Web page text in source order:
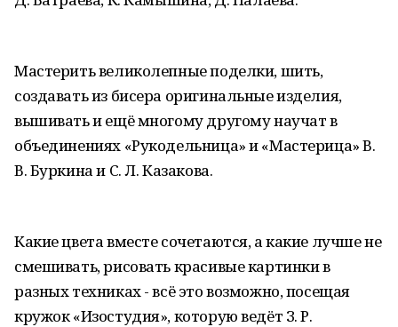
Мастерить великолепные поделки, шить,
создавать из бисера оригинальные изделия,
вышивать и ещё многому другому научат в
объединениях «Рукодельница» и «Мастерица» В.
В. Буркина и С. Л. Казакова.
Какие цвета вместе сочетаются, а какие лучше не
смешивать, рисовать красивые картинки в
разных техниках - всё это возможно, посещая
кружок «Изостудия», которую ведёт З. Р.